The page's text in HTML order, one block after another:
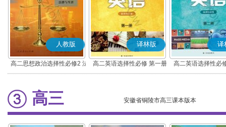
人教版
高二思想政治选择性必修2 法
律与生活(部编版)
译林版
高二英语选择性必修 第一册
译
高二英语选择性必
高三 安徽省铜陵市高三课本版本